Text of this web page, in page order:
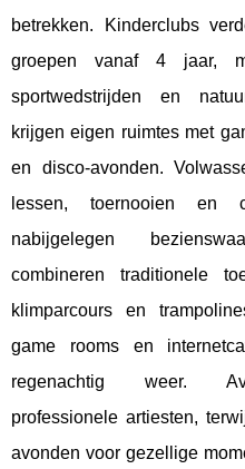
betrekken. Kinderclubs
groepen vanaf 4 jaar,
sportwedstrijden en
krijgen eigen ruimtes met
en disco-avonden.
lessen, toernooien en
nabijgelegen
combineren traditionele
klimparcours en
game rooms en
regenachtig weer.
professionele artiesten,
avonden voor gezellige